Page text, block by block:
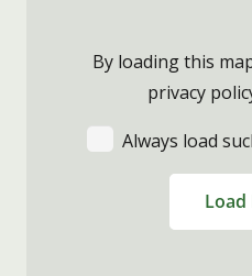
By loading this
privacy
Always load
Load